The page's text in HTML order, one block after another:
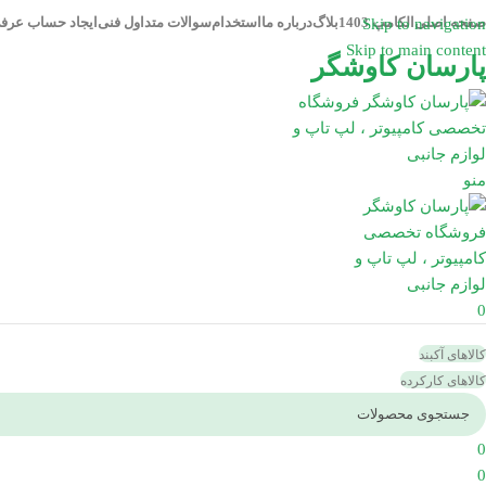
Skip to navigation
Skip to main content
صفحه اصلی الکامپ 1403 بلاگدرباره ما استخدامسوالات متداول فنی ایجاد حساب
پارسان کاوشگر
منو
0
کالاهای آکبند
کالاهای کارکرده
0
0